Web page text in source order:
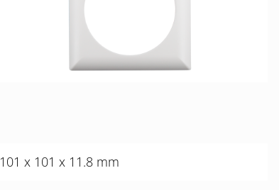
101 x 101 x 11.8 mm